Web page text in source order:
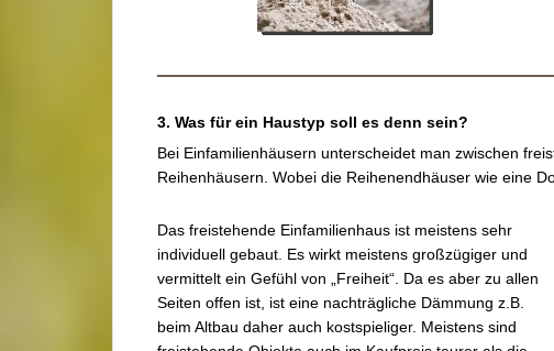
3. Was für ein Haustyp soll es denn sein?
Bei Einfamilienhäusern unterscheidet man zwischen
Reihenhäusern. Wobei die Reihenendhäuser wie eine
Das freistehende Einfamilienhaus ist meistens sehr
individuell gebaut. Es wirkt meistens großzügiger und
vermittelt ein Gefühl von „Freiheit“. Da es aber zu allen
Seiten offen ist, ist eine nachträgliche Dämmung z.B.
beim Altbau daher auch kostspieliger. Meistens sind